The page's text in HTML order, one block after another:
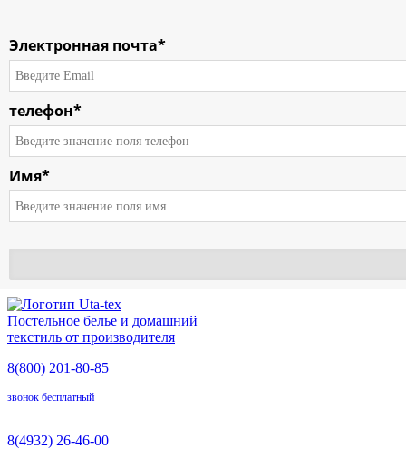
Электронная почта*
телефон*
Имя*
О компании
Каталог
Доставка
О продукции
Постельное белье и домашний
текстиль от производителя
8(800) 201-80-85
звонок бесплатный
8(4932) 26-46-00